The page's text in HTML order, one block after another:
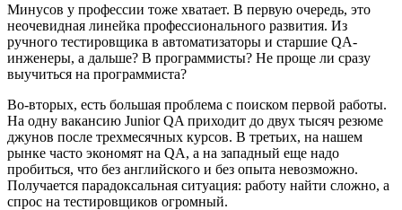
Минусов у профессии тоже хватает. В первую очередь, это
неочевидная линейка профессионального развития. Из
ручного тестировщика в автоматизаторы и старшие QA-
инженеры, а дальше? В программисты? Не проще ли сразу
выучиться на программиста?
Во-вторых, есть большая проблема с поиском первой работы.
На одну вакансию Junior QA приходит до двух тысяч резюме
джунов после трехмесячных курсов. В третьих, на нашем
рынке часто экономят на QA, а на западный еще надо
пробиться, что без английского и без опыта невозможно.
Получается парадоксальная ситуация: работу найти сложно, а
спрос на тестировщиков огромный.